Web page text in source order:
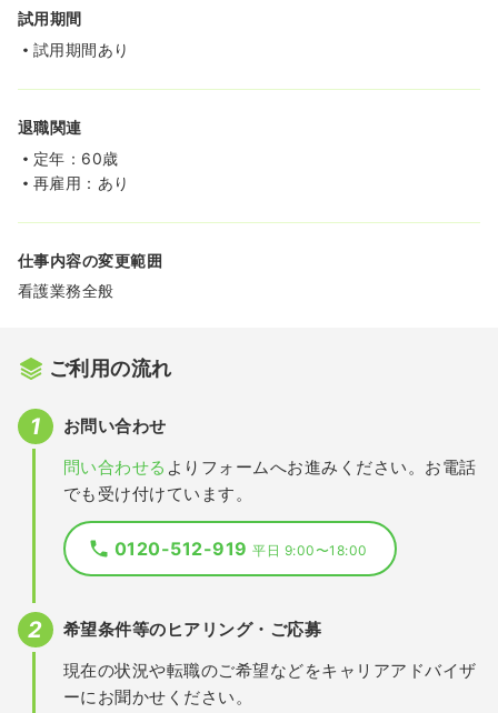
試用期間
試用期間あり
退職関連
定年：60歳
再雇用：あり
仕事内容の変更範囲
看護業務全般
ご利用の流れ
お問い合わせ
問い合わせる よりフォームへお進みください。お電話
でも受け付けています。
0120-512-919平日 9:00〜18:00
希望条件等のヒアリング・ご応募
現在の状況や転職のご希望などをキャリアアドバイザ
ーにお聞かせください。